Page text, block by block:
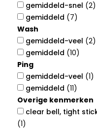
gemiddeld-snel (2)
gemiddeld (7)
Wash
gemiddeld-veel (2)
gemiddeld (10)
Ping
gemiddeld-veel (1)
gemiddeld (11)
Overige kenmerken
clear bell, tight
(1)